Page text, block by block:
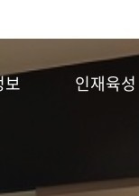
보 인재육성